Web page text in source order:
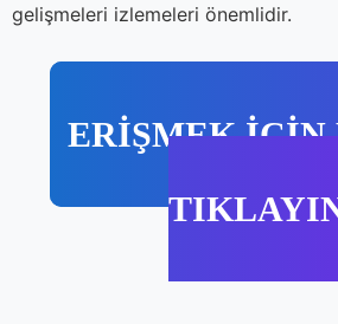
gelişmeleri izlemeleri önemlidir.
ERİŞMEK İÇİN